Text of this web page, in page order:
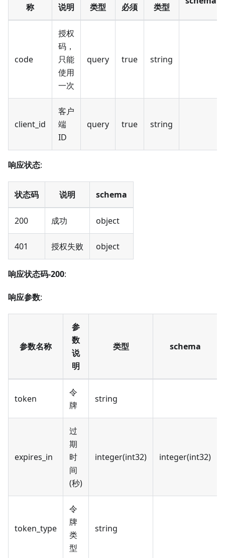
称 说明 类型 必须 类型
code
授权
码，
只能
使用
一次
query true string
client_id
客户
端
ID
query true string
响应状态:
状态码 说明 schema
200 成功 object
401 授权失败 object
响应状态码-200:
响应参数:
参数名称
参
数
说
明
类型 schema
token
令
牌
string
expires_in
过
期
时
间
(秒)
integer(int32) integer(int32)
token_type
令
牌
类
型
string